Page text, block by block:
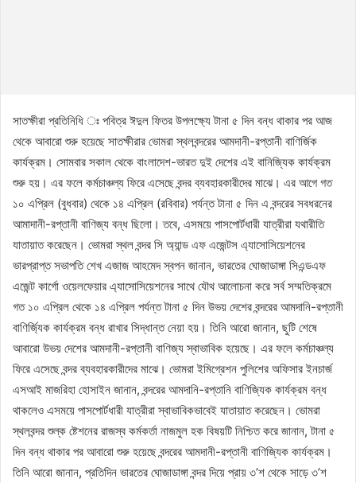
সাতক্ষীরা প্রতিনিধি ঃ পবিত্র ঈদুল ফিতর উপলক্ষ্যে টানা ৫ দিন বন্ধ থাকার পর আজ
থেকে আবারো শুরু হয়েছে সাতক্ষীরার ভোমরা স্থলবন্দরের আমদানী-রপ্তানী বাণির্জিক
কার্যক্রম। সোমবার সকাল থেকে বাংলাদেশ-ভারত দুই দেশের এই বানিজ্যিক কার্যক্রম
শুরু হয়। এর ফলে কর্মচাঞ্চল্য ফিরে এসেছে বন্দর ব্যবহারকারীদের মাঝে। এর আগে গত
১০ এপ্রিল (বুধবার) থেকে ১৪ এপ্রিল (রবিবার) পর্যন্ত টানা ৫ দিন এ বন্দরের সবধরনের
আমাদানী-রপ্তানী বাণিজ্য বন্ধ ছিলো। তবে, এসময়ে পাসপোর্টধারী যাত্রীরা যথারীতি
যাতায়াত করেছেন। ভোমরা স্থল বন্দর সি অ্যান্ড এফ এজেন্টস এ্যাসোসিয়েশনের
ভারপ্রাপ্ত সভাপতি শেখ এজাজ আহমেদ স্বপন জানান, ভারতের ঘোজাডাঙ্গা সিএন্ডএফ
এজেন্ট কার্গো ওয়েলফেয়ার এ্যাসোসিয়েশনের সাথে যৌথ আলোচনা করে সর্ব সম্মতিক্রমে
গত ১০ এপ্রিল থেকে ১৪ এপ্রিল পর্যন্ত টানা ৫ দিন উভয় দেশের বন্দরের আমদানি-রপ্তানী
বাণির্জ্যিক কার্যক্রম বন্ধ রাখার সিদ্ধান্ত নেয়া হয়। তিনি আরো জানান, ছুটি শেষে
আবারো উভয় দেশের আমদানী-রপ্তানী বাণিজ্য স্বাভাবিক হয়েছে। এর ফলে কর্মচাঞ্চল্য
ফিরে এসেছে বন্দর ব্যবহারকারীদের মাঝে। ভোমরা ইমিগ্রেশন পুলিশের অফিসার ইনচার্জ
এসআই মাজরিহা হোসাইন জানান, বন্দরের আমদানি-রপ্তানি বাণিজ্যিক কার্যক্রম বন্ধ
থাকলেও এসময়ে পাসপোর্টধারী যাত্রীরা স্বাভাবিকভাবেই যাতায়াত করেছেন। ভোমরা
স্থলবন্দর শুল্ক ষ্টেশনের রাজস্ব কর্মকর্তা নাজমুল হক বিষয়টি নিশ্চিত করে জানান, টানা ৫
দিন বন্ধ থাকার পর আবারো শুরু হয়েছে বন্দরের আমদানী-রপ্তানী বাণিজ্যিক কার্যক্রম।
তিনি আরো জানান, প্রতিদিন ভারতের ঘোজাডাঙ্গা বন্দর দিয়ে প্রায় ৩’শ থেকে সাড়ে ৩’শ